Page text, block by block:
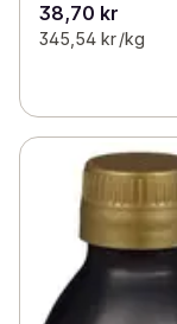
38,70 kr
345,54 kr /kg